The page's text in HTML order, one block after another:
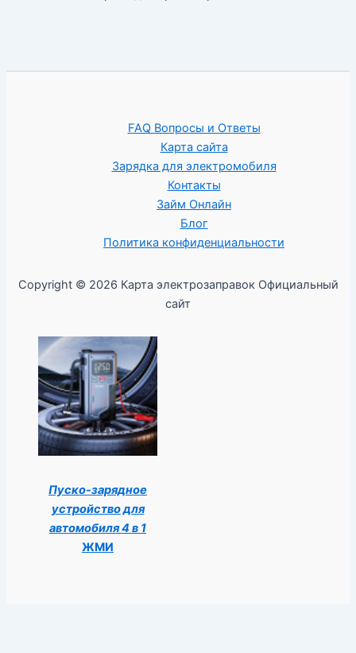
FAQ Вопросы и Ответы
Карта сайта
Зарядка для электромобиля
Контакты
Займ Онлайн
Блог
Политика конфиденциальности
Copyright © 2026 Карта электрозаправок Официальный
сайт
Пуско-зарядное
устройство для
автомобиля 4 в 1
ЖМИ